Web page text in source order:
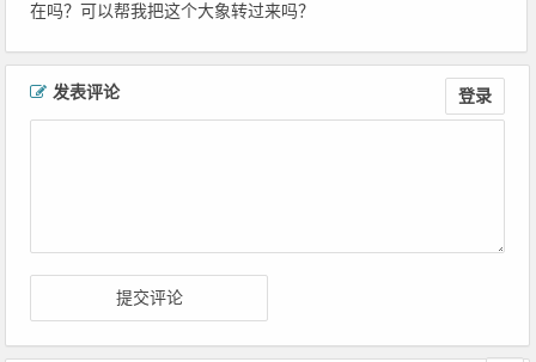
在吗？可以帮我把这个大象转过来吗？
文章导航
发表评论 登录